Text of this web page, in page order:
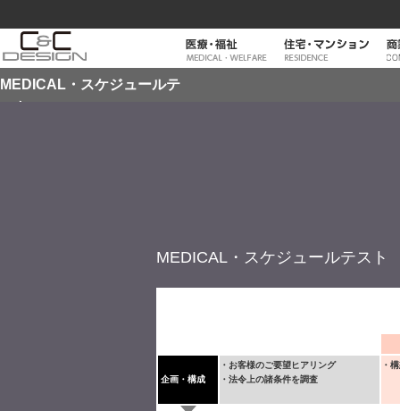
MEDICAL・スケジュールテ
スト
MEDICAL・スケジュールテスト
企画・構成
・お客様のご要望ヒアリング
・法令上の諸条件を調査
・